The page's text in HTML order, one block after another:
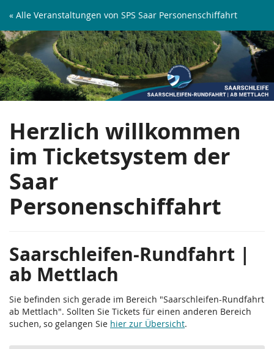
Zum
Inhalt
springen
« Alle Veranstaltungen von SPS Saar Personenschiffahrt
Saarschleifen-
Rundfahrt
|
ab
Mettlach
Herzlich willkommen
im Ticketsystem der
Saar
Personenschiffahrt
Saarschleifen-Rundfahrt |
ab Mettlach
Sie befinden sich gerade im Bereich "Saarschleifen-Rundfahrt
ab Mettlach". Sollten Sie Tickets für einen anderen Bereich
suchen, so gelangen Sie hier zur Übersicht.